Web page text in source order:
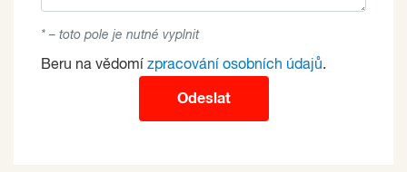
* – toto pole je nutné vyplnit
Beru na vědomí zpracování osobních údajů.
Odeslat